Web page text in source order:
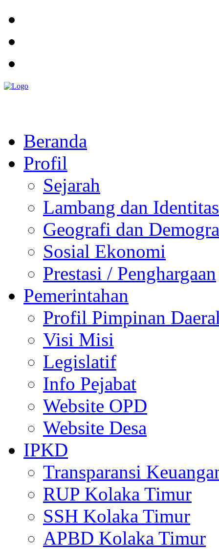
Beranda
Profil
Sejarah
Lambang dan Identitas
Geografi dan
Sosial Ekonomi
Prestasi / Penghargaan
Pemerintahan
Profil Pimpinan
Visi Misi
Legislatif
Info Pejabat
Website OPD
Website Desa
IPKD
Transparansi
RUP Kolaka Timur
SSH Kolaka Timur
APBD Kolaka Timur